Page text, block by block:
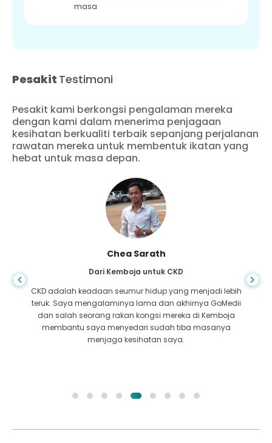
masa
Pesakit Testimoni
Pesakit kami berkongsi pengalaman mereka
dengan kami dalam menerima penjagaan
kesihatan berkualiti terbaik sepanjang perjalanan
rawatan mereka untuk membentuk ikatan yang
hebat untuk masa depan.
Arif Hafiz
Dari Bangladesh untuk Sirosis Hati
Anda tidak pernah tahu bila kehidupan mengambil giliran
yang salah, apabila saya didiagnosis dengan sirosis hati,
saya tidak mempunyai tempat untuk pergi. Dana saya
kurang dan saya tidak tahu apa yang perlu dilakukan.
Saya telah dihubungi rakan kongsi GoMedii di Bangladesh.